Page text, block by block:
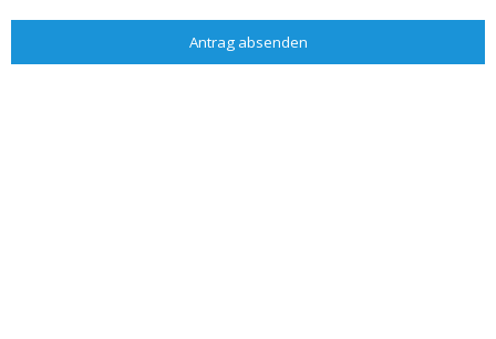
Baufirmen